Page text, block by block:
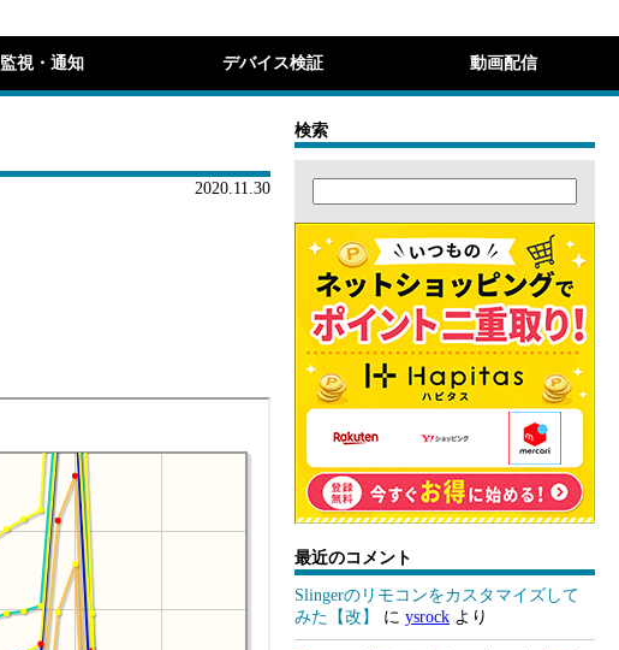
監視・通知 デバイス検証 動画配信
2020.11.30
検索
最近のコメント
Slingerのリモコンをカスタマイズして
みた【改】
に ysrock より